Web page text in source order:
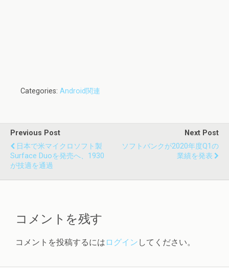
Categories: Android関連
Previous Post
日本で米マイクロソフト製
Surface Duoを発売へ、1930
が技適を通過
Next Post
ソフトバンクが2020年度Q1の
業績を発表
コメントを残す
コメントを投稿するには ログイン してください。